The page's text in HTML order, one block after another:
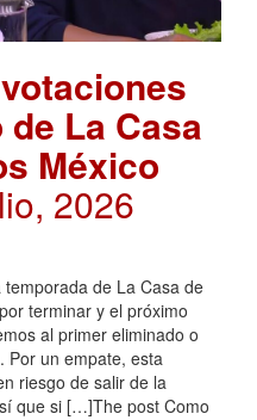
La Casa
México
2026
de La Casa de
terminar y el próximo
al primer eliminado o
Por un empate, esta
riesgo de salir de la
que si […]The post Como